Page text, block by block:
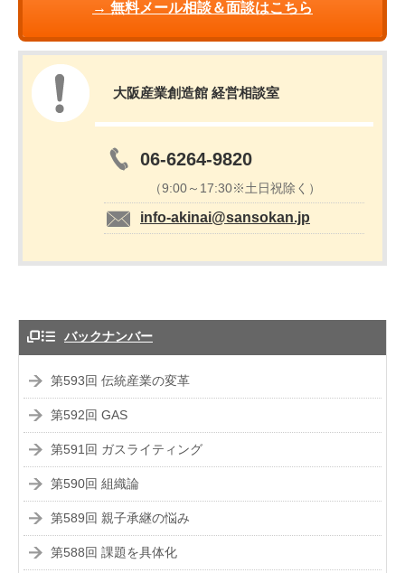
→ 無料メール相談＆面談はこちら
大阪産業創造館 経営相談室
06-6264-9820
（9:00～17:30※土日祝除く）
info-akinai@sansokan.jp
バックナンバー
第593回 伝統産業の変革
第592回 GAS
第591回 ガスライティング
第590回 組織論
第589回 親子承継の悩み
第588回 課題を具体化